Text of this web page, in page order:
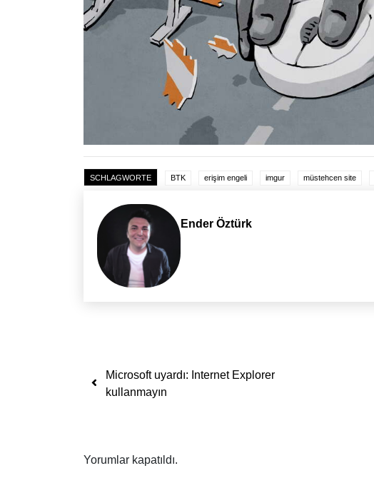
SCHLAGWORTE BTK erişim engeli imgur müstehcen site
Ender Öztürk
Yazı dolaşımı
Microsoft uyardı: Internet Explorer
kullanmayın
Yorumlar kapatıldı.